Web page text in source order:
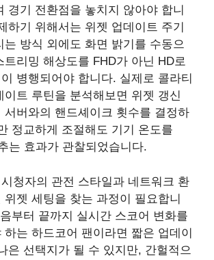
경기 전환점을 놓치지 않아야 합니
하기 위해서는 위젯 업데이트 주기
는 방식 외에도 화면 밝기를 수동으
트리밍 해상도를 FHD가 아닌 HD로
병행되어야 합니다. 실제로 콜라티
이트 루틴을 분석해보면 위젯 갱신
서버와의 핸드셰이크 횟수를 결정하
정교하게 조절해도 기기 온도를
는 효과가 관찰되었습니다.
청자의 관전 스타일과 네트워크 환
위젯 세팅을 찾는 과정이 필요합니
부터 끝까지 실시간 스코어 변화를
하는 하드코어 팬이라면 짧은 업데이
은 선택지가 될 수 있지만, 간헐적으